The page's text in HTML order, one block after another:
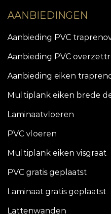
AANBIEDINGEN
Aanbieding PVC
Aanbieding PVC
Aanbieding eiken
Multiplank eiken brede
Laminaatvloeren
PVC vloeren
Multiplank eiken visgraat
PVC gratis geplaatst
Laminaat gratis geplaatst
Lattenwanden